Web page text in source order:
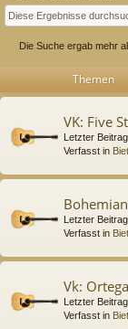
Die Suche ergab mehr
Themen
VK: Five
Letzter
Verfasst in
Letzter
Verfasst in
Vk:
Letzter
Verfasst in